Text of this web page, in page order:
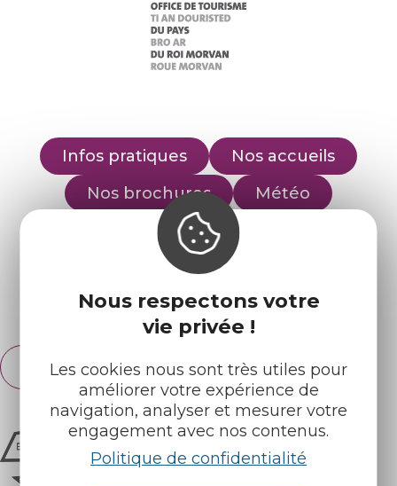
Nous respectons votre
vie privée !
Les cookies nous sont très utiles pour
améliorer votre expérience de
navigation, analyser et mesurer votre
engagement avec nos contenus.
Politique de confidentialité
Infos pratiques
Nos accueils
Nos brochures
Météo
Retrouvez-nous sur :
Espace pro Partenaires
Français
English